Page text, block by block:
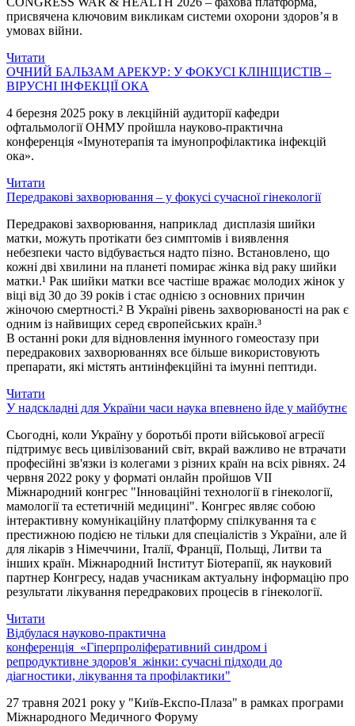
присвячена ключовим викликам системи охорони здоров’я в
умовах війни.
Читати
ОЧНИЙ БАЛЬЗАМ АРЕКУР: У ФОКУСІ КЛІНІЦИСТІВ –
ВІРУСНІ ІНФЕКЦІЇ ОКА
4 березня 2025 року в лекційній аудиторії кафедри
офтальмології ОНМУ пройшла науково-практична
конференція «Імунотерапія та імунопрофілактика інфекцій
ока».
Читати
Передракові захворювання – у фокусі сучасної гінекології
Передракові захворювання, наприклад дисплазія шийки
матки, можуть протікати без симптомів і виявлення
небезпеки часто відбувається надто пізно. Встановлено, що
кожні дві хвилини на планеті помирає жінка від раку шийки
матки.¹ Рак шийки матки все частіше вражає молодих жінок у
віці від 30 до 39 років і стає однією з основних причин
жіночою смертності.² В Україні рівень захворюваності на рак є
одним із найвищих серед європейських країн.³
В останні роки для відновлення імунного гомеостазу при
передракових захворюваннях все більше використовують
препарати, які містять антиінфекційні та імунні пептиди.
Читати
У надскладні для України часи наука впевнено йде у майбутнє
Сьогодні, коли Україну у боротьбі проти військової агресії
підтримує весь цивілізований світ, вкрай важливо не втрачати
професійні зв'язки із колегами з різних країн на всіх рівнях. 24
червня 2022 року у форматі онлайн пройшов VII
Міжнародний конгрес "Інноваційні технології в гінекології,
мамології та естетичній медицині". Конгрес являє собою
інтерактивну комунікаційну платформу спілкування та є
престижною подією не тільки для спеціалістів з України, але й
для лікарів з Німеччини, Італії, Франції, Польщі, Литви та
інших країн. Міжнародний Інститут Біотерапії, як науковий
партнер Конгресу, надав учасникам актуальну інформацію про
результати лікування передракових процесів в гінекології.
Читати
Відбулася науково-практична
конференція «Гіперпроліферативний синдром і
репродуктивне здоров'я жінки: сучасні підходи до
діагностики, лікування та профілактики"
27 травня 2021 року у "Київ-Експо-Плаза" в рамках програми
Міжнародного Медичного Форуму